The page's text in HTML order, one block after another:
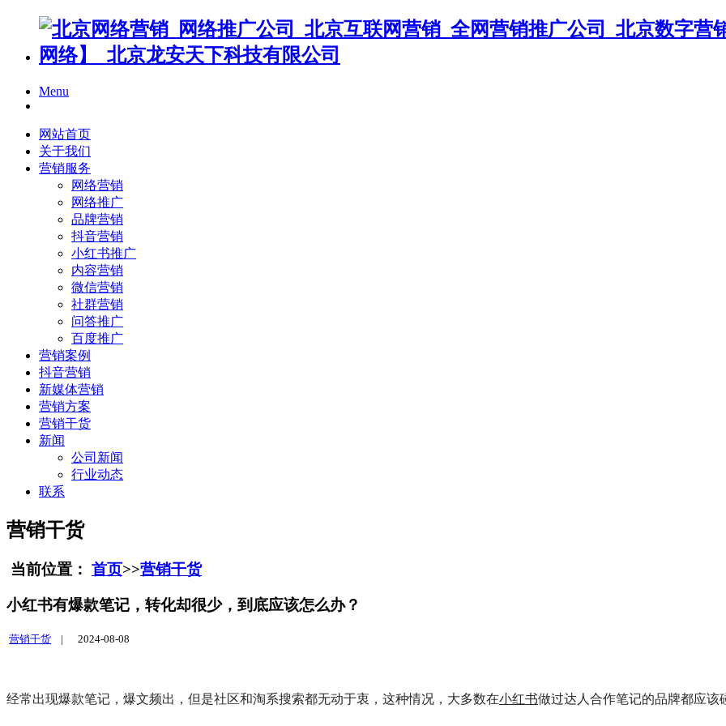
Menu
网站首页
关于我们
营销服务
网络营销
网络推广
品牌营销
抖音营销
小红书推广
内容营销
微信营销
社群营销
问答推广
百度推广
营销案例
抖音营销
新媒体营销
营销方案
营销干货
新闻
公司新闻
行业动态
联系
营销干货
当前位置： 首页>>营销干货
小红书有爆款笔记，转化却很少，到底应该怎么办？
营销干货 | 2024-08-08
经常出现爆款笔记，爆文频出，但是社区和淘系搜索都无动于衷，这种情况，大多数在小红书做过达人合作笔记的品牌都应该